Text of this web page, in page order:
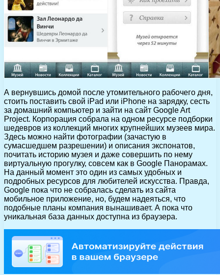
А вернувшись домой после утомительного рабочего дня,
стоить поставить свой iPad или iPhone на зарядку, сесть
за домашний компьютер и зайти на сайт Google Art
Project. Корпорация собрала на одном ресурсе подборки
шедевров из коллекций многих крупнейших музеев мира.
Здесь можно найти фотографии (зачастую в
сумасшедшем разрешении) и описания экспонатов,
почитать историю музея и даже совершить по нему
виртуальную прогулку, совсем как в Google Панорамах.
На данный момент это один из самых удобных и
подробных ресурсов для любителей искусства. Правда,
Google пока что не собралась сделать из сайта
мобильное приложение, но, будем надеяться, что
подобные планы компания вынашивает. А пока что
уникальная база данных доступна из браузера.